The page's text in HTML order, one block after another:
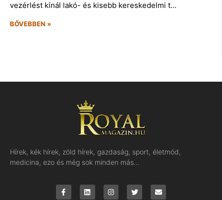
vezérlést kínál lakó- és kisebb kereskedelmi t…
BŐVEBBEN »
Hírek, kék hírek, zöld hírek, gazdaság, sport, életmód,
medicina, ezo és még sok minden más…